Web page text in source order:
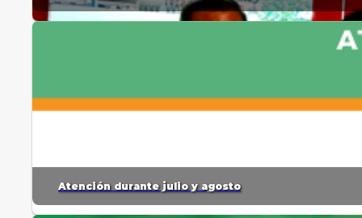
Atención durante julio y agosto